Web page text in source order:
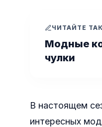
ЧИТАЙТЕ
Модные
чулки
В настоящем
интересных